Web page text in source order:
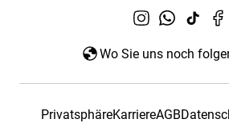
Wo Sie uns noch
PrivatsphäreKarriereAGB